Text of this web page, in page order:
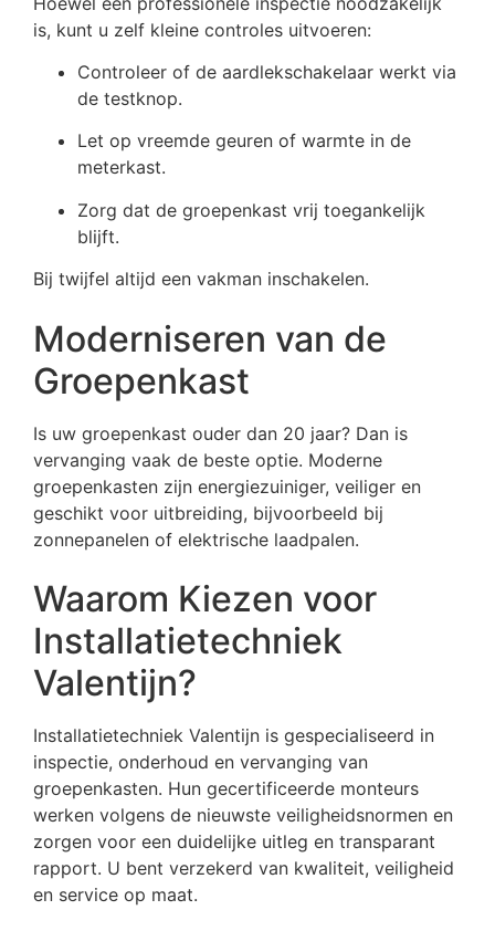
is, kunt u zelf kleine controles uitvoeren:
Controleer of de aardlekschakelaar werkt via
de testknop.
Let op vreemde geuren of warmte in de
meterkast.
Zorg dat de groepenkast vrij toegankelijk
blijft.
Bij twijfel altijd een vakman inschakelen.
Moderniseren van de
Groepenkast
Is uw groepenkast ouder dan 20 jaar? Dan is
vervanging vaak de beste optie. Moderne
groepenkasten zijn energiezuiniger, veiliger en
geschikt voor uitbreiding, bijvoorbeeld bij
zonnepanelen of elektrische laadpalen.
Waarom Kiezen voor
Installatietechniek
Valentijn?
Installatietechniek Valentijn is gespecialiseerd in
inspectie, onderhoud en vervanging van
groepenkasten. Hun gecertificeerde monteurs
werken volgens de nieuwste veiligheidsnormen en
zorgen voor een duidelijke uitleg en transparant
rapport. U bent verzekerd van kwaliteit, veiligheid
en service op maat.